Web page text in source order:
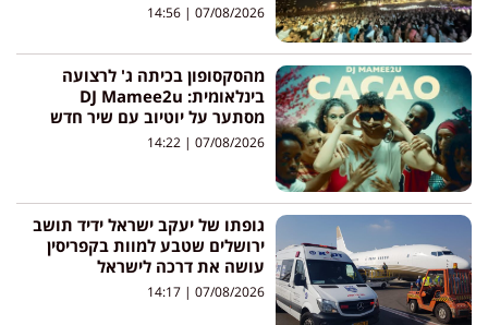
07/08/2026
מהסקסופון בכיתה ג' לרצועה
בינלאומית: DJ Mamee2u
מסתער על יוטיוב עם שיר חדש
07/08/2026
גופתו של יעקב ישראל ידיד תושב
ירושלים שטבע למוות בקפריסין
עושה את דרכה לישראל
07/08/2026